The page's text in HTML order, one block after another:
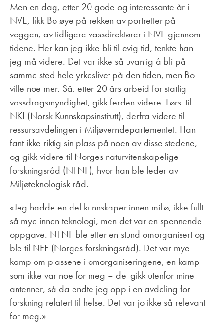
Men en dag, etter 20 gode og interessante år i
NVE, fikk Bo øye på rekken av portretter på
veggen, av tidligere vassdirektører i NVE gjennom
tidene. Her kan jeg ikke bli til evig tid, tenkte han –
jeg må videre. Det var ikke så uvanlig å bli på
samme sted hele yrkeslivet på den tiden, men Bo
ville noe mer. Så, etter 20 års arbeid for statlig
vassdragsmyndighet, gikk ferden videre. Først til
NKI (Norsk Kunnskapsinstitutt), derfra videre til
ressursavdelingen i Miljøverndepartementet. Han
fant ikke riktig sin plass på noen av disse stedene,
og gikk videre til Norges naturvitenskapelige
forskningsråd (NTNF), hvor han ble leder av
Miljøteknologisk råd.
«Jeg hadde en del kunnskaper innen miljø, ikke fullt
så mye innen teknologi, men det var en spennende
oppgave. NTNF ble etter en stund omorganisert og
ble til NFF (Norges forskningsråd). Det var mye
kamp om plassene i omorganiseringene, en kamp
som ikke var noe for meg – det gikk utenfor mine
antenner, så da endte jeg opp i en avdeling for
forskning relatert til helse. Det var jo ikke så relevant
for meg.»